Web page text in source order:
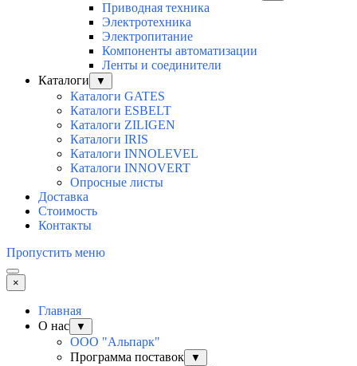
Приводная техника
Электротехника
Электропитание
Компоненты автоматизации
Ленты и соединители
Каталоги
▼
Каталоги GATES
Каталоги ESBELT
Каталоги ZILIGEN
Каталоги IRIS
Каталоги INNOLEVEL
Каталоги INNOVERT
Опросные листы
Доставка
Стоимость
Контакты
Пропустить меню
×
Главная
О нас
▼
ООО "Альпарк"
Программа поставок
▼